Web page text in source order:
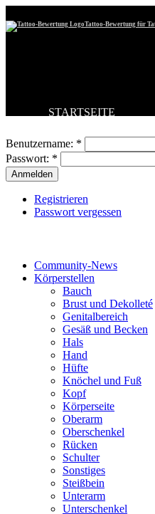
Tattoo-Bewertung für
STARTSEITE
BESTE TATTOOS
NEUESTE TATTOOS
KOMMENTARE
FORUM
Benutzername: *
Passwort: *
Registrieren
Passwort vergessen
Community-News
Körperstellen
Bauch
Brust und Dekolleté
Genitalbereich
Gesäß und Becken
Hals
Hand
Hüfte
Knöchel und Fuß
Kopf
Körperseite
Oberarm
Oberschenkel
Rücken
Schulter
Sonstiges
Steißbein
Unterarm
Unterschenkel